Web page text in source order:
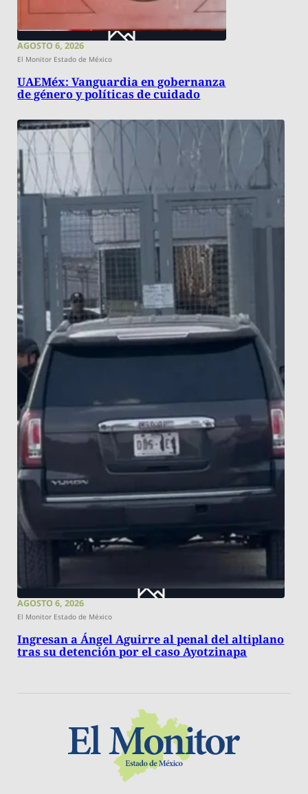
AGOSTO 6, 2026
El Monitor Estado de México
UAEMéx: Vanguardia en gobernanza
de género y políticas de cuidado
AGOSTO 6, 2026
El Monitor Estado de México
Ingresan a Ángel Aguirre al penal del altiplano
tras su detención por el caso Ayotzinapa